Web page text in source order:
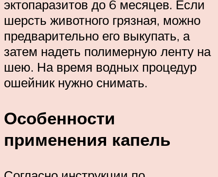
эктопаразитов до 6 месяцев. Если
шерсть животного грязная, можно
предварительно его выкупать, а
затем надеть полимерную ленту на
шею. На время водных процедур
ошейник нужно снимать.
Особенности
применения капель